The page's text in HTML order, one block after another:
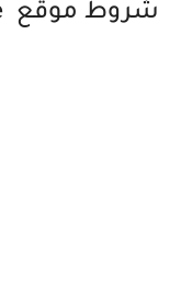
شروط موقع Idle Empire